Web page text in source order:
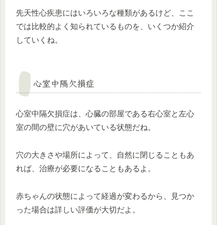
先天性心疾患にはいろいろな種類があるけど、ここ
では比較的よく知られているものを、いくつか紹介
していくね。
心室中隔欠損症
心室中隔欠損症は、心臓の部屋である右心室と左心
室の間の壁に穴があいている状態だね。
穴の大きさや場所によって、自然に閉じることもあ
れば、治療が必要になることもあるよ。
赤ちゃんの状態によって経過が変わるから、見つか
った場合は詳しい評価が大切だよ。